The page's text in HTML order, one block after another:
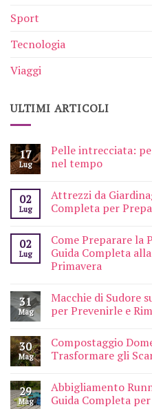
Sport
Tecnologia
Viaggi
ULTIMI ARTICOLI
17
Lug
Pelle intrecciata:
nel tempo
02
Lug
Attrezzi da
Completa per
02
Lug
Come Preparare la
Guida Completa
Primavera
31
Mag
Macchie di Sudore
per Prevenirle e
30
Mag
Compostaggio
Trasformare gli
29
Mag
Abbigliamento
Guida Completa